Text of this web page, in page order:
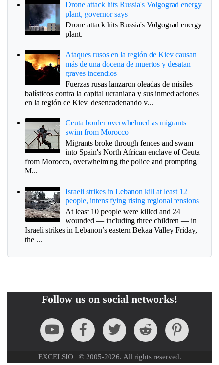
Drone attack hits Russia's Volgograd energy
plant, governor says
Drone attack hits Russia's Volgograd energy
plant.
Ataques rusos en la región de Kiev causan
más de una docena de muertos y desatan
graves incendios
Fuerzas rusas lanzaron oleadas de misiles
balísticos contra la capital ucraniana y sus inmediaciones
en la región de Kiev, desencadenando v...
Ceuta border overwhelmed as migrants
swim from Morocco
Migrants broke through fences and swam
into Spain's North African enclave of Ceuta
from Morocco, overwhelming the police and prompting
M...
Israeli strikes in Lebanon kill at least 12
people, intensifying rising regional tensions
At least 10 people were killed and 24
wounded — including three children — in
Israeli strikes in Lebanon’s eastern Bekaa Valley Friday,
the ...
Follow us on social networks!
EXCELSIO | © 2005-2026. All rights reserved.